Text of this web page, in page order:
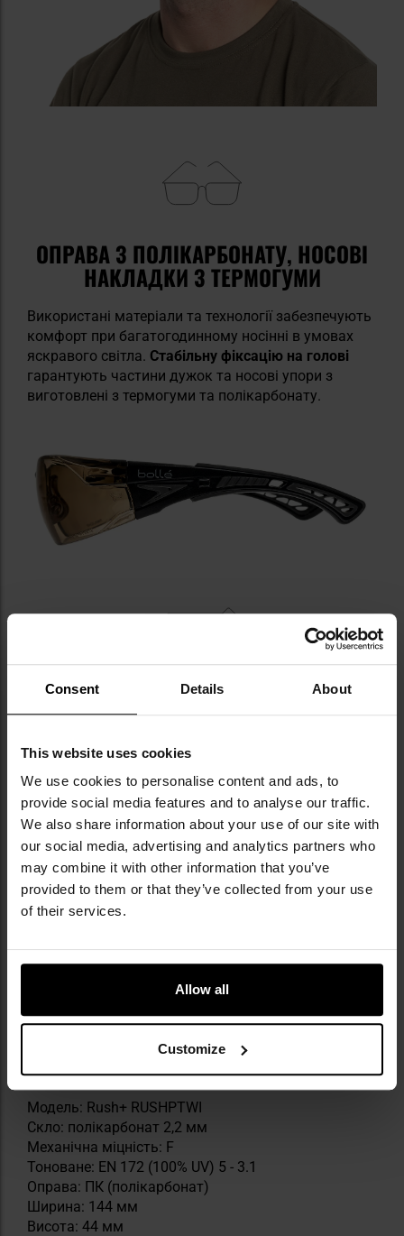
Consent Details About
This website uses cookies
We use cookies to personalise content and ads, to
provide social media features and to analyse our traffic.
We also share information about your use of our site with
our social media, advertising and analytics partners who
may combine it with other information that you’ve
provided to them or that they’ve collected from your use
of their services.
Allow all
Customize
ОПРАВА З ПОЛІКАРБОНАТУ, НОСОВІ
НАКЛАДКИ З ТЕРМОГУМИ
Використані матеріали та технології забезпечують
комфорт при багатогодинному носінні в умовах
яскравого світла. Стабільну фіксацію на голові
гарантують частини дужок та носові упори з
виготовлені з термогуми та полікарбонату.
КЛЮЧОВІ ХАРАКТЕРИСТИКИ
з полікарбонату
механічна міцність F
захист від частинок, що світяться T
відповідає стандартам EN 172, EN 166
двостороннє платинове покриття
сертифікований CE
захист від засліплення та відлітаючих предметів
носові упори з терморезини
ТЕХНІЧНІ ХАРАКТЕРИСТИКИ
Модель: Rush+ RUSHPTWI
Скло: полікарбонат 2,2 мм
Механічна міцність: F
Тоноване: EN 172 (100% UV) 5 - 3.1
Оправа: ПК (полікарбонат)
Ширина: 144 мм
Висота: 44 мм